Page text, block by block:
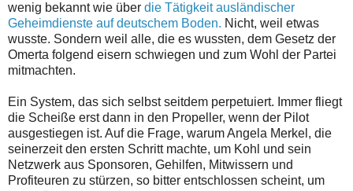
wenig bekannt wie über die Tätigkeit ausländischer
Geheimdienste auf deutschem Boden. Nicht, weil etwas
wusste. Sondern weil alle, die es wussten, dem Gesetz der
Omerta folgend eisern schwiegen und zum Wohl der Partei
mitmachten.
Ein System, das sich selbst seitdem perpetuiert. Immer fliegt
die Scheiße erst dann in den Propeller, wenn der Pilot
ausgestiegen ist. Auf die Frage, warum Angela Merkel, die
seinerzeit den ersten Schritt machte, um Kohl und sein
Netzwerk aus Sponsoren, Gehilfen, Mitwissern und
Profiteuren zu stürzen, so bitter entschlossen scheint, um